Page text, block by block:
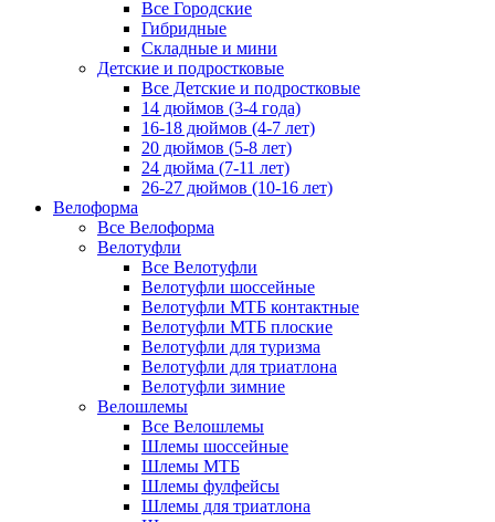
Все Городские
Гибридные
Складные и мини
Детские и подростковые
Все Детские и подростковые
14 дюймов (3-4 года)
16-18 дюймов (4-7 лет)
20 дюймов (5-8 лет)
24 дюйма (7-11 лет)
26-27 дюймов (10-16 лет)
Велоформа
Все Велоформа
Велотуфли
Все Велотуфли
Велотуфли шоссейные
Велотуфли МТБ контактные
Велотуфли МТБ плоские
Велотуфли для туризма
Велотуфли для триатлона
Велотуфли зимние
Велошлемы
Все Велошлемы
Шлемы шоссейные
Шлемы МТБ
Шлемы фулфейсы
Шлемы для триатлона